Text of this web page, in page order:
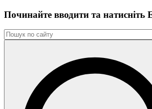
Починайте вводити та натиснiть